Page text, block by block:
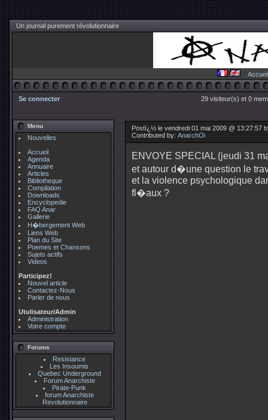
Un journal purement révolutionnaire
Accueil
Se connecter 29 visiteur(s) et 0
Menu
Nouvelles
Accueil
Agenda
Annuaire
Articles
Bibliotheque
Compilation
Downloads
Encyclopedie
FAQ Anar
Gallerie
H�bergement Web
Liens Web
Plan du Site
Poemes et Chansons
Sujets actifs
Videos
Participez!
Nouvel article
Contactez-Nous
Parler de nous
Utulisateur/Admin
Administration
Votre compte
Forums
Resistance
Les Insoumis
Quebec Underground
Forum Anarchiste
Pirate-Punk
forum Anarchiste
Revolutionnaire
Postï¿½ le vendredi 01 mai 2009 @ 13:27:57
Contributed by: AnarchOi
ENVOYE SPECIAL (jeudi 31
et autour d�une question le
et la violence psychologique
fl�aux ?